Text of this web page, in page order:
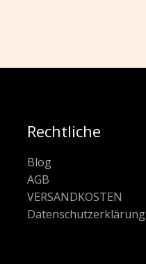
Rechtliche
Blog
AGB
VERSANDKOSTEN
Daten­schutz­erklärung